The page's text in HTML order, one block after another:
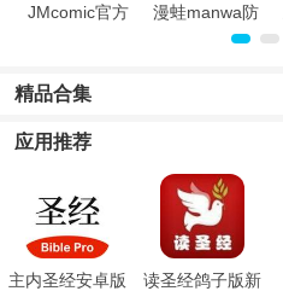
JMcomic官方
漫蛙manwa防
精品合集
应用推荐
主内圣经安卓版
读圣经鸽子版新